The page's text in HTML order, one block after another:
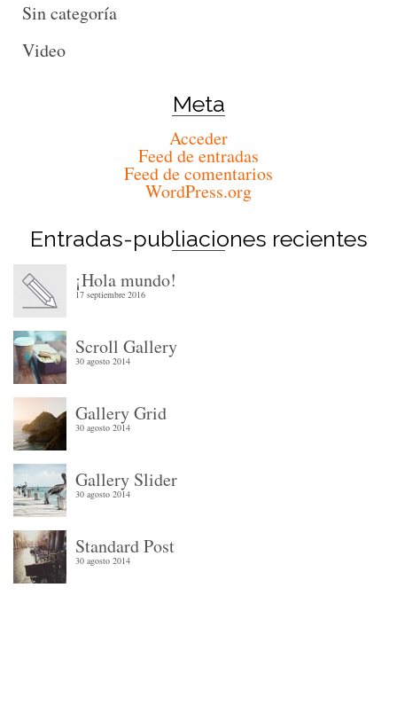
Sin categoría
Video
Meta
Acceder
Feed de entradas
Feed de comentarios
WordPress.org
Entradas-publiaciones recientes
¡Hola mundo!
17 septiembre 2016
Scroll Gallery
30 agosto 2014
Gallery Grid
30 agosto 2014
Gallery Slider
30 agosto 2014
Standard Post
30 agosto 2014